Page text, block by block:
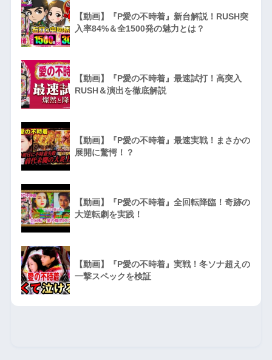
【動画】『P愛の不時着』新台解説！RUSH突
入率84%＆全1500発の魅力とは？
【動画】『P愛の不時着』最速試打！高突入
RUSH＆演出を徹底解説
【動画】『P愛の不時着』最速実戦！まさかの
展開に驚愕！？
【動画】『P愛の不時着』全回転降臨！奇跡の
大逆転劇を実践！
【動画】『P愛の不時着』実戦！冬ソナ超えの
一撃スペックを検証